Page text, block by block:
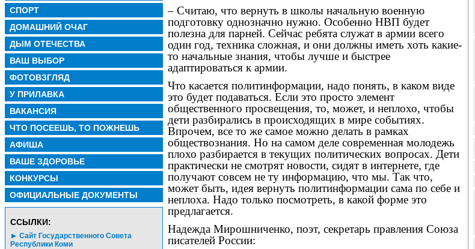
СПОРТ
ДОМАШНИЙ ОЧАГ
ДЫМ ОТЕЧЕСТВА
ВАШ ВЫБОР
ФОТОВЗГЛЯД
У ПРИЛАВКА
ВАКАНСИЯ
ЧТО ПОСЕЕШЬ, ТО ПОЖНЕШЬ
АФИША
ВАШЕ ЗДОРОВЬЕ
КОНКУРСЫ
ОФИЦИАЛЬНЫЕ ДОКУМЕНТЫ
CСЫЛКИ:
Сайт Государственного Совета
Республики Коми
– Считаю, что вернуть в школы начальную военную
подготовку однозначно нужно. Особенно НВП будет
полезна для парней. Сейчас ребята служат в армии всего
один год, техника сложная, и они должны иметь хоть какие-
то начальные знания, чтобы лучше и быстрее
адаптироваться к армии.
Что касается политинформации, надо понять, в каком виде
это будет подаваться. Если это просто элемент
общественного просвещения, то, может, и неплохо, чтобы
дети разбирались в происходящих в мире событиях.
Впрочем, все то же самое можно делать в рамках
обществознания. Но на самом деле современная молодежь
плохо разбирается в текущих политических вопросах. Дети
практически не смотрят новости, сидят в интернете, где
получают совсем не ту информацию, что мы. Так что,
может быть, идея вернуть политинформации сама по себе и
неплоха. Надо только посмотреть, в какой форме это
предлагается.
Надежда Мирошниченко, поэт, секретарь правления Союза
писателей России: